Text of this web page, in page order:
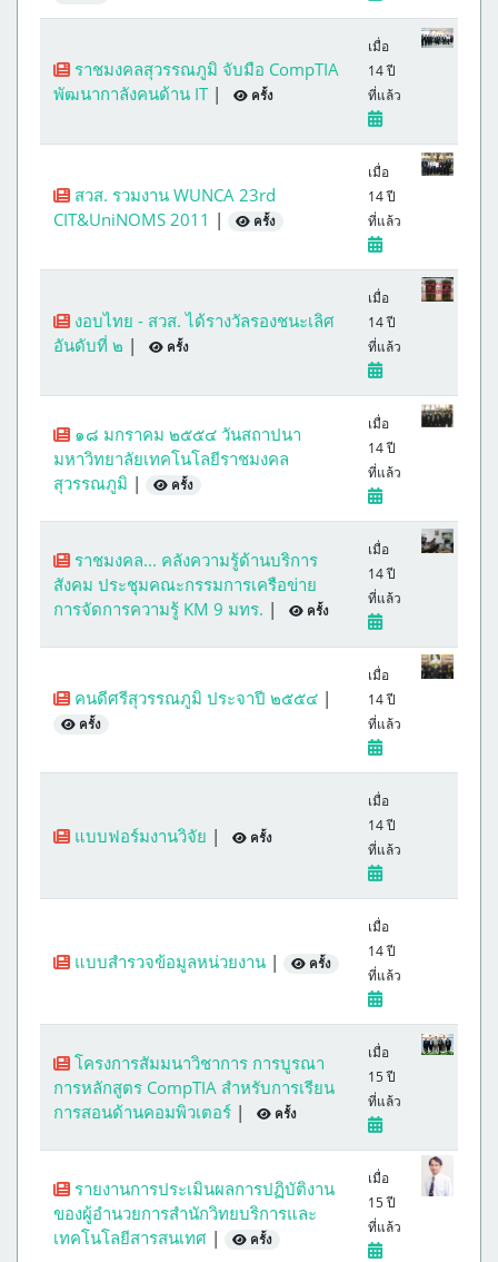
ราชมงคลสุวรรณภูมิ จับมือ CompTIA
พัฒนากาลังคนด้าน IT | ครั้ง
เมื่อ
14 ปี
ที่แล้ว
สวส. รวมงาน WUNCA 23rd
CIT&UniNOMS 2011 | ครั้ง
เมื่อ
14 ปี
ที่แล้ว
งอบไทย - สวส. ได้รางวัลรองชนะเลิศ
อันดับที่ ๒ | ครั้ง
เมื่อ
14 ปี
ที่แล้ว
๑๘ มกราคม ๒๕๕๔ วันสถาปนา
มหาวิทยาลัยเทคโนโลยีราชมงคล
สุวรรณภูมิ | ครั้ง
เมื่อ
14 ปี
ที่แล้ว
ราชมงคล... คลังความรู้ด้านบริการ
สังคม ประชุมคณะกรรมการเครือข่าย
การจัดการความรู้ KM 9 มทร. | ครั้ง
เมื่อ
14 ปี
ที่แล้ว
คนดีศรีสุวรรณภูมิ ประจาปี ๒๕๕๔ |
ครั้ง
เมื่อ
14 ปี
ที่แล้ว
แบบฟอร์มงานวิจัย | ครั้ง
เมื่อ
14 ปี
ที่แล้ว
แบบสำรวจข้อมูลหน่วยงาน | ครั้ง
เมื่อ
14 ปี
ที่แล้ว
โครงการสัมมนาวิชาการ การบูรณา
การหลักสูตร CompTIA สำหรับการเรียน
การสอนด้านคอมพิวเตอร์ | ครั้ง
เมื่อ
15 ปี
ที่แล้ว
รายงานการประเมินผลการปฏิบัติงาน
ของผู้อำนวยการสำนักวิทยบริการและ
เทคโนโลยีสารสนเทศ | ครั้ง
เมื่อ
15 ปี
ที่แล้ว